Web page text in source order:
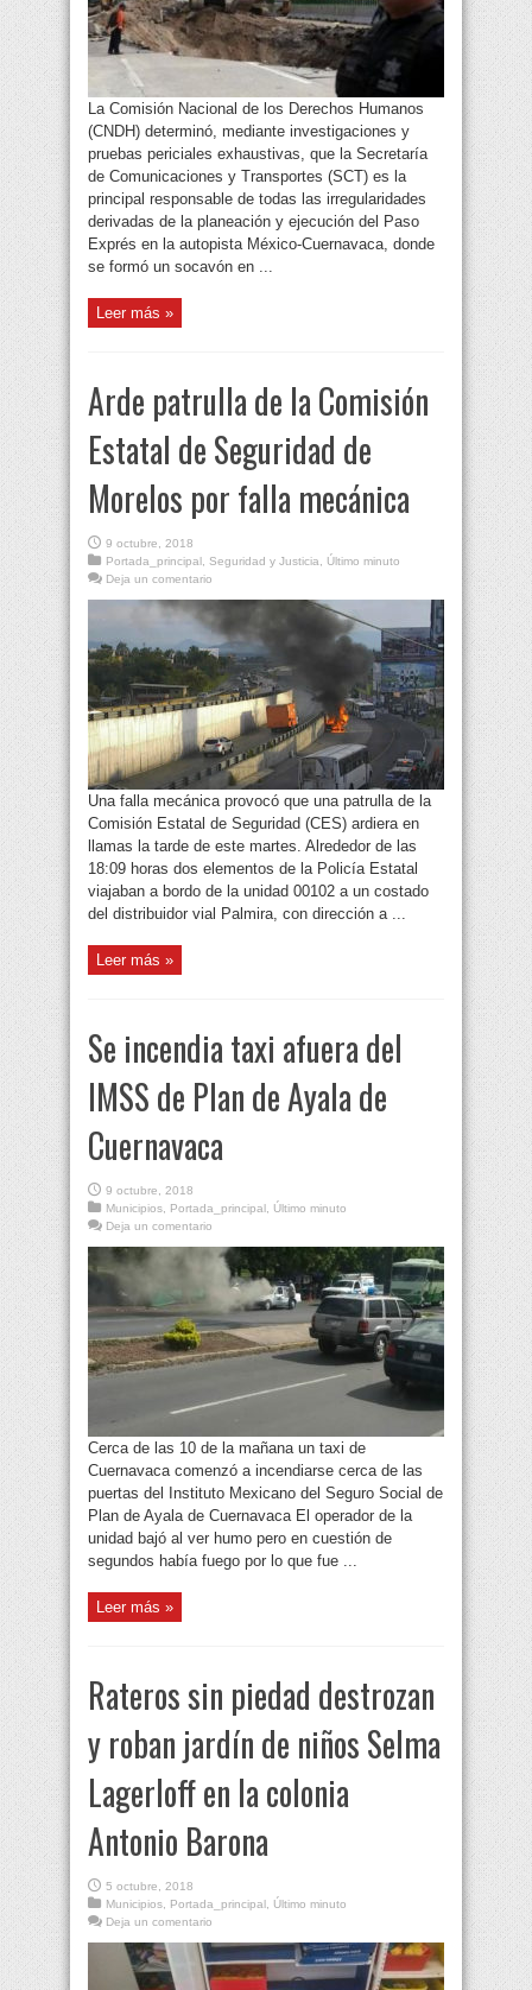
La Comisión Nacional de los Derechos Humanos
(CNDH) determinó, mediante investigaciones y
pruebas periciales exhaustivas, que la Secretaría
de Comunicaciones y Transportes (SCT) es la
principal responsable de todas las irregularidades
derivadas de la planeación y ejecución del Paso
Exprés en la autopista México-Cuernavaca, donde
se formó un socavón en ...
Leer más »
Arde patrulla de la Comisión
Estatal de Seguridad de
Morelos por falla mecánica
9 octubre, 2018
Portada_principal, Seguridad y Justicia, Último minuto
Deja un comentario
Una falla mecánica provocó que una patrulla de la
Comisión Estatal de Seguridad (CES) ardiera en
llamas la tarde de este martes. Alrededor de las
18:09 horas dos elementos de la Policía Estatal
viajaban a bordo de la unidad 00102 a un costado
del distribuidor vial Palmira, con dirección a ...
Leer más »
Se incendia taxi afuera del
IMSS de Plan de Ayala de
Cuernavaca
9 octubre, 2018
Municipios, Portada_principal, Último minuto
Deja un comentario
Cerca de las 10 de la mañana un taxi de
Cuernavaca comenzó a incendiarse cerca de las
puertas del Instituto Mexicano del Seguro Social de
Plan de Ayala de Cuernavaca El operador de la
unidad bajó al ver humo pero en cuestión de
segundos había fuego por lo que fue ...
Leer más »
Rateros sin piedad destrozan
y roban jardín de niños Selma
Lagerloff en la colonia
Antonio Barona
5 octubre, 2018
Municipios, Portada_principal, Último minuto
Deja un comentario